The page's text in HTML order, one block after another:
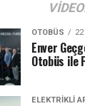
OTOBÜS
Enver
Otobüs ile
ELEKTRIKLI